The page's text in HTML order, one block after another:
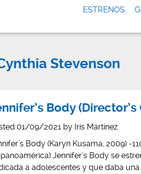
ESTRENOS
Stevenson
Body
01/09/2021 by Iris Martínez
Body (Karyn Kusama, 2009) -
Jennifer’s Body se
a adolescentes y que daba